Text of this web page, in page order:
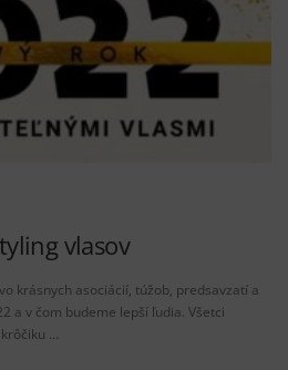
vlasov
krásnych asociácií, túžob, predsavzatí a
a v čom budeme lepší ľudia. Všetci
…